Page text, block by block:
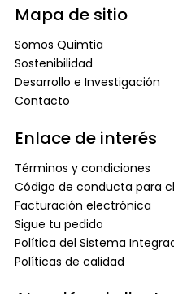
Mapa de sitio
Somos Quimtia
Sostenibilidad
Desarrollo e Investigación
Contacto
Enlace de interés
Términos y condiciones
Código de conducta para
Facturación electrónica
Sigue tu pedido
Política del Sistema
Políticas de calidad